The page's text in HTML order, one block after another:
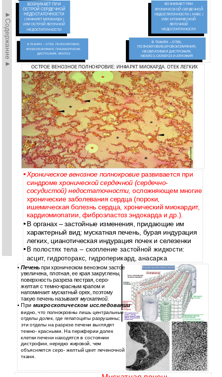
►Содержание►
ВОЗНИКАЕТ ПРИ
ОСТРОЙ СЕРДЕЧНОЙ
НЕДОСТАТОЧНОСТИ
( ИНФАРКТ МИОКАРДА )
ИЛИ ОСТРОЙ ЛЕГОЧНОЙ
НЕДОСТАТОЧНОСТИ
В ТКАНЯХ – ОТЕК, ПОЛНОКРОВИЕ,
КРОВОИЗЛИЯНИЯ, ПЛАЗМОРРАГИЯ,
ДИСТРОФИЯ, НЕКРОЗ
ВОЗНИКАЕТ ПРИ
ХРОНИЧЕСКОЙ СЕРДЕЧНОЙ
НЕДОСТАТОЧНОСТИ ( ХИБС )
ИЛИ ХРОНИЧЕСКОЙ
ЛЕГОЧНОЙ
НЕДОСТАТОЧНОСТИ
В ТКАНЯХ – ОТЕК,
ПОЛНОКРОВИЕ,КРОВОИЗЛИЯНИЯ,
НЕОБРАТИМАЯ ДИСТРОФИЯ,
НЕКРОЗ, СКЛЕРОЗ И АТРОФИЯ
ОСТРОЕ ВЕНОЗНОЕ ПОЛНОКРОВИЕ: ИНФАРКТ МИОКАРДА. ОТЕК ЛЕГКИХ
•Хроническое венозное полнокровие развивается при
синдромехронической сердечной (сердечно-
сосудистой) недостаточности,осложняющем многие
хронические заболевания сердца (пороки,
ишемическая болезнь сердца, хронический миокардит,
кардиомиопатии, фиброэластоз эндокарда и др.).
• В органах – застойные изменения, придающие им
характерный вид: мускатная печень, бурая индурация
легких, цианотическая индурация почек и селезенки
• В полостях тела – скопление застойной жидкости:
асцит, гидроторакс, гидроперикард, анасарка
• Печеньпри хроническом венозном застое
увеличена, плотная, ее края закруглены,
поверхность разреза пестрая, серо-
желтая с темно-красным крапом и
напоминает мускатный орех, поэтому
такую печень называютмускатной.
• При микроскопическом исследовании
видно, что полнокровны лишь центральные
отделы долек, где гепатоциты разрушены;
эти отделы на разрезе печени выглядят
темно- красными. На периферии долек
клетки печени находятся в состоянии
дистрофии, нередко жировой, чем
объясняется серо- желтый цвет печеночной
ткани.